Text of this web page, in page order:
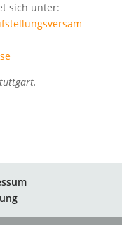
sich unter: